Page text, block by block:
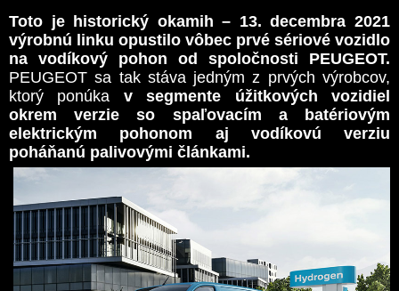
Toto je historický okamih – 13. decembra 2021
výrobnú linku opustilo vôbec prvé sériové vozidlo
na vodíkový pohon od spoločnosti PEUGEOT.
PEUGEOT sa tak stáva jedným z prvých výrobcov,
ktorý ponúka v segmente úžitkových vozidiel
okrem verzie so spaľovacím a batériovým
elektrickým pohonom aj vodíkovú verziu
poháňanú palivovými článkami.